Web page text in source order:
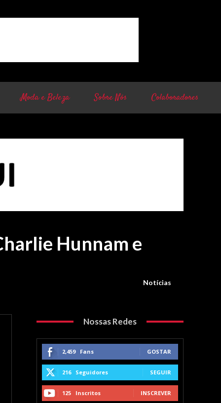
Moda e Beleza Sobre Nós Colaboradores
Hunnam e
Notícias
Nossas Redes
2,459 Fans GOSTAR
216 Seguidores SEGUIR
125 Inscritos INSCREVER